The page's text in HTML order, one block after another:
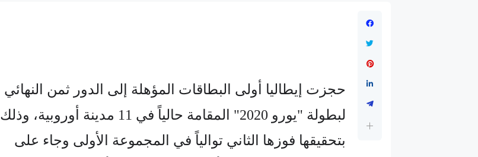
حجزت إيطاليا أولى البطاقات المؤهلة إلى الدور ثمن النهائي
لبطولة "يورو 2020" المقامة حالياً في 11 مدينة أوروبية، وذلك
بتحقيقها فوزها الثاني توالياً في المجموعة الأولى وجاء على